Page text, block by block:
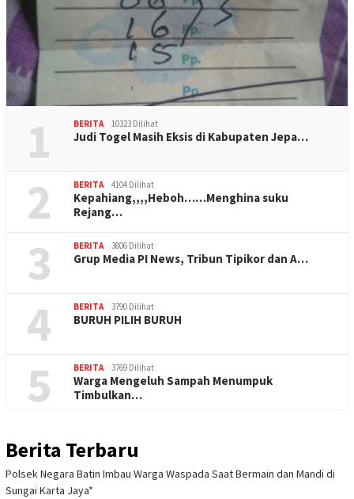
1 BERITA 10323 Dilihat
Judi Togel Masih Eksis di Kabupaten Jepa…
2 BERITA 4104 Dilihat
Kepahiang,,,,Heboh……Menghina suku
Rejang…
3 BERITA 3806 Dilihat
Grup Media PI News, Tribun Tipikor dan A…
4 BERITA 3790 Dilihat
BURUH PILIH BURUH
5 BERITA 3769 Dilihat
Warga Mengeluh Sampah Menumpuk
Timbulkan…
Berita Terbaru
Polsek Negara Batin Imbau Warga Waspada Saat Bermain dan Mandi di
Sungai Karta Jaya*